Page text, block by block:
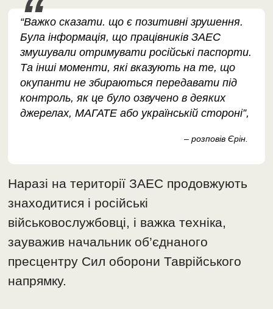
“Важко сказати. що є позитивні зрушення.
Була інформація, що працівників ЗАЕС
змушували отримувати російські паспорти.
Та інші моменти, які вказують на те, що
окупанти не збираються передавати під
контроль, як це було озвучено в деяких
джерелах, МАГАТЕ або українській стороні”,
– розповів Єрін.
Наразі на території ЗАЕС продовжують
знаходитися і російські
військовослужбовці, і важка техніка,
зауважив начальник об’єднаного
пресцентру Сил оборони Таврійського
напрямку.